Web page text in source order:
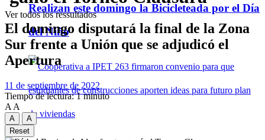
Realizan este domingo la Bicicleteada por el Día
del Niño
Ver todos los ressultados
El domingo disputará la final de la Zona
Sur frente a Unión que se adjudicó el
Apertura
11 de septiembre de 2022
Tiempo de lectura: 1 minuto
A A
A
A
Reset